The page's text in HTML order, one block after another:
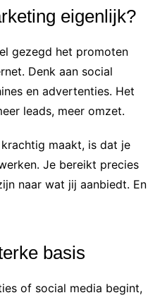
eigenlijk?
gezegd het promoten
Denk aan social
en advertenties. Het
leads, meer omzet.
maakt, is dat je
Je bereikt precies
naar wat jij aanbiedt. En
basis
of social media begint,